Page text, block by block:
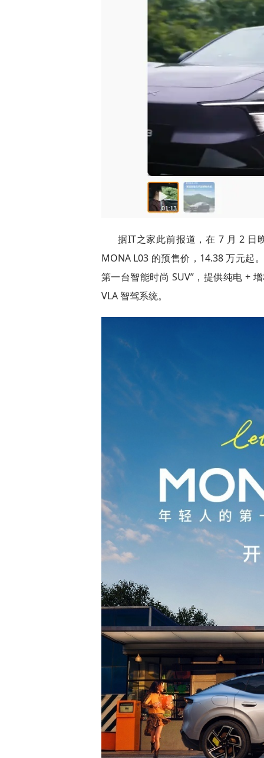
据IT之家此前报道，在 7 月 2 日
MONA L03 的预售价，14.38 万元起
第一台智能时尚 SUV”，提供纯电 +
VLA 智驾系统。